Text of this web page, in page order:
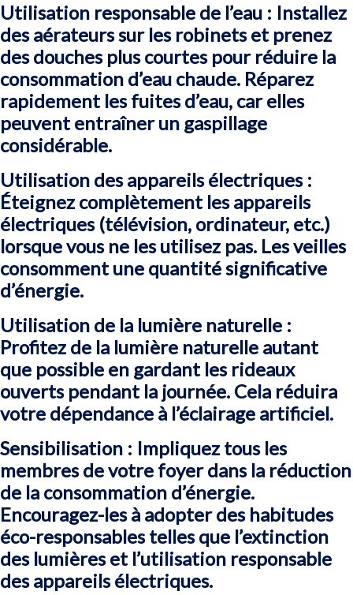
Utilisation responsable de l’eau : Installez
des aérateurs sur les robinets et prenez
des douches plus courtes pour réduire la
consommation d’eau chaude. Réparez
rapidement les fuites d’eau, car elles
peuvent entraîner un gaspillage
considérable.
Utilisation des appareils électriques :
Éteignez complètement les appareils
électriques (télévision, ordinateur, etc.)
lorsque vous ne les utilisez pas. Les veilles
consomment une quantité significative
d’énergie.
Utilisation de la lumière naturelle :
Profitez de la lumière naturelle autant
que possible en gardant les rideaux
ouverts pendant la journée. Cela réduira
votre dépendance à l’éclairage artificiel.
Sensibilisation : Impliquez tous les
membres de votre foyer dans la réduction
de la consommation d’énergie.
Encouragez-les à adopter des habitudes
éco-responsables telles que l’extinction
des lumières et l’utilisation responsable
des appareils électriques.